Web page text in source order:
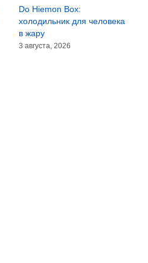
Do Hiemon Box:
холодильник для человека
в жару
3 августа, 2026